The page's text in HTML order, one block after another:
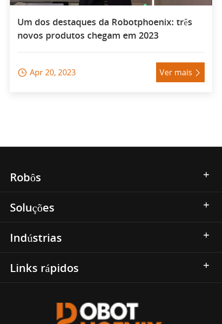
Um dos destaques da Robotphoenix: três
novos produtos chegam em 2023
 Apr 20, 2023 Ver mais 
Robôs
Soluções
Indústrias
Links rápidos